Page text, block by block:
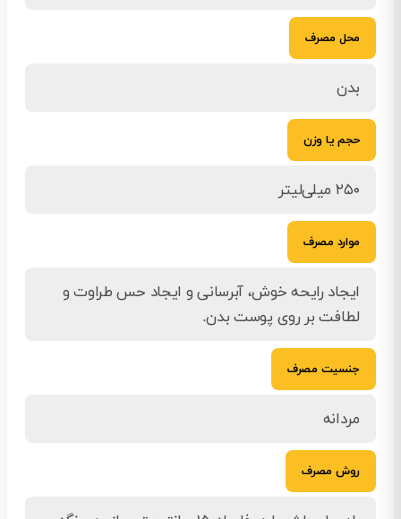
محل مصرف
بدن
حجم یا وزن
۲۵۰ میلی‌لیتر
موارد مصرف
ایجاد رایحه خوش، آبرسانی و ایجاد حس طراوت و
لطافت بر روی پوست بدن.
جنسیت مصرف
مردانه
روش مصرف